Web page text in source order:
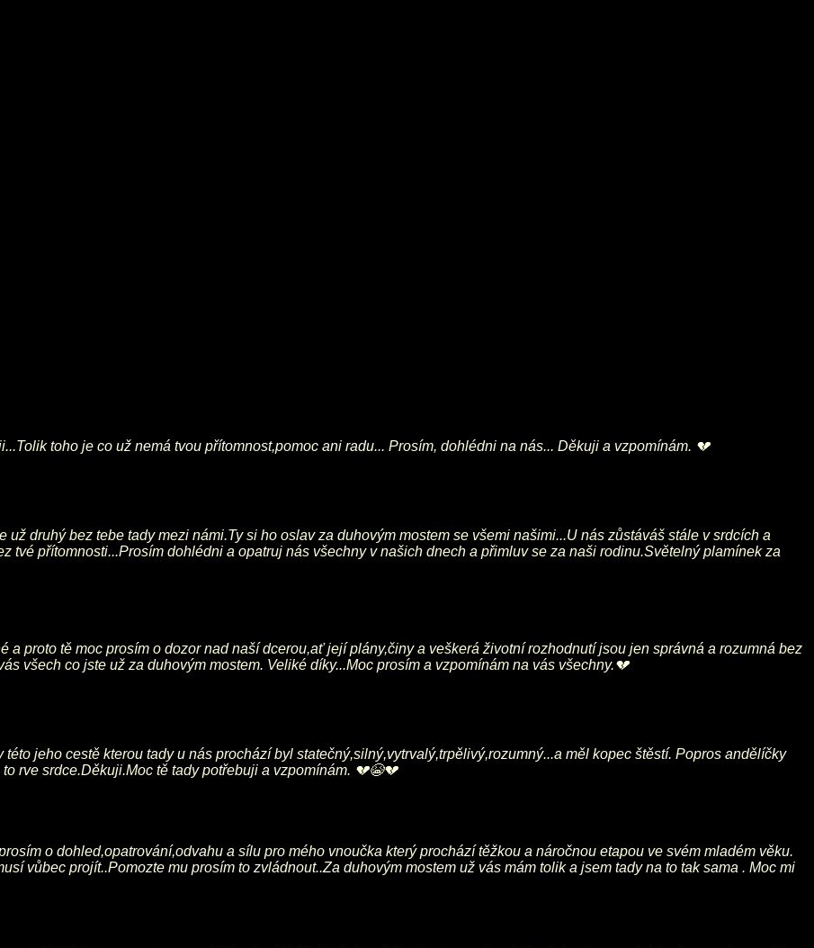
toho je co už nemá tvou přítomnost,pomoc ani radu... Prosím, dohlédni na nás... Děkuji a vzpomínám. 💔
druhý bez tebe tady mezi námi.Ty si ho oslav za duhovým mostem se všemi našimi...U nás zůstáváš stále v srdcích a
tvé přítomnosti...Prosím dohlédni a opatruj nás všechny v našich dnech a přimluv se za naši rodinu.Světelný plamínek za
a proto tě moc prosím o dozor nad naší dcerou,ať její plány,činy a veškerá životní rozhodnutí jsou jen správná a rozumná bez
všech co jste už za duhovým mostem. Veliké díky...Moc prosím a vzpomínám na vás všechny.💔
jeho cestě kterou tady u nás prochází byl statečný,silný,vytrvalý,trpělivý,rozumný...a měl kopec štěstí. Popros andělíčky
rve srdce.Děkuji.Moc tě tady potřebuji a vzpomínám. 💔😭💔
o dohled,opatrování,odvahu a sílu pro mého vnoučka který prochází těžkou a náročnou etapou ve svém mladém věku.
vůbec projít..Pomozte mu prosím to zvládnout..Za duhovým mostem už vás mám tolik a jsem tady na to tak sama . Moc mi